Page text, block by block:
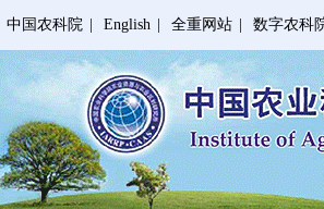
中国农科院 English 全重网站 数字农科